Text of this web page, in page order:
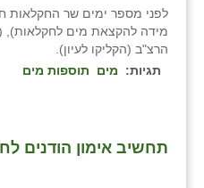
לפני מספר ימים שר
הרצ"ב (הקליקו לעיון).
תגיות:
מים תוספות מים
תחשיב אימון הודנים